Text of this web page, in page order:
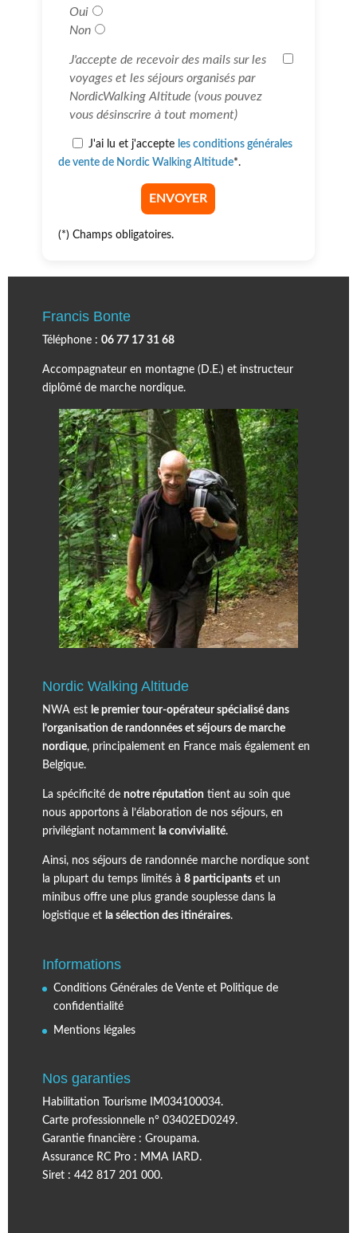
Oui
Non
J'accepte de recevoir des mails sur les
voyages et les séjours organisés par
NordicWalking Altitude (vous pouvez
vous désinscrire à tout moment)
J'ai lu et j'accepte les conditions générales
de vente de Nordic Walking Altitude*.
(*) Champs obligatoires.
Francis Bonte
Téléphone : 06 77 17 31 68
Accompagnateur en montagne (D.E.) et instructeur
diplômé de marche nordique.
Nordic Walking Altitude
NWA est le premier tour-opérateur spécialisé dans
l’organisation de randonnées et séjours de marche
nordique, principalement en France mais également en
Belgique.
La spécificité de notre réputation tient au soin que
nous apportons à l’élaboration de nos séjours, en
privilégiant notamment la convivialité.
Ainsi, nos séjours de randonnée marche nordique sont
la plupart du temps limités à 8 participantset un
minibus offre une plus grande souplesse dans la
logistique et la sélection des itinéraires.
Informations
Conditions Générales de Vente et Politique de
confidentialité
Mentions légales
Nos garanties
Habilitation Tourisme IM034100034.
Carte professionnelle n° 03402ED0249.
Garantie financière : Groupama.
Assurance RC Pro : MMA IARD.
Siret : 442 817 201 000.